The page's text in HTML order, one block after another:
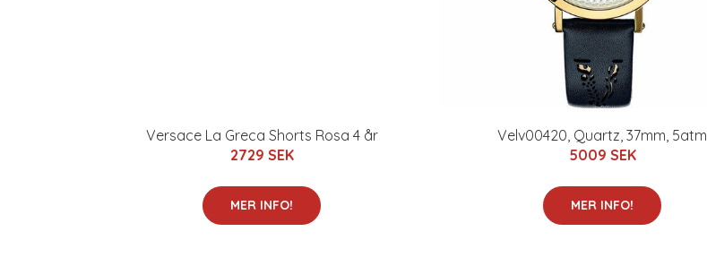
Versace La Greca Shorts Rosa 4 år
2729 SEK
MER INFO!
Velv00420, Quartz, 37mm, 5atm
5009 SEK
MER INFO!